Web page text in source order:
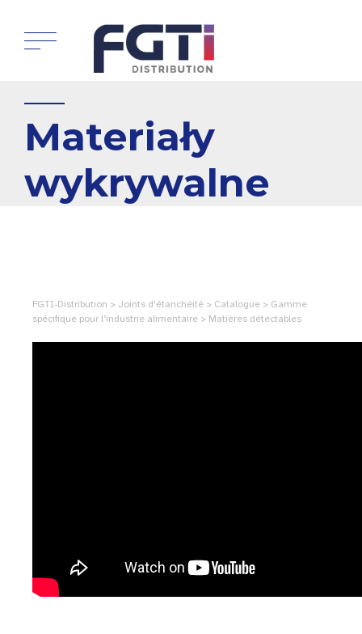
Materiały
wykrywalne
FGTI-Distribution > Joints d'étanchéité > Catalogue > Gamme
spécifique pour l’industrie alimentaire > Matières détectables